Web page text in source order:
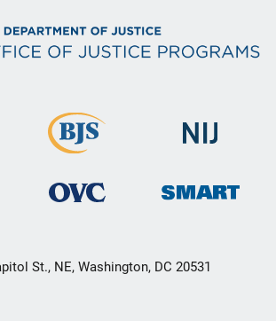
St., NE, Washington, DC 20531